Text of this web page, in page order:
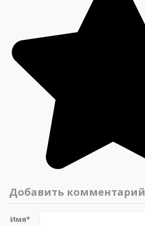
Добавить комментарий
Имя*